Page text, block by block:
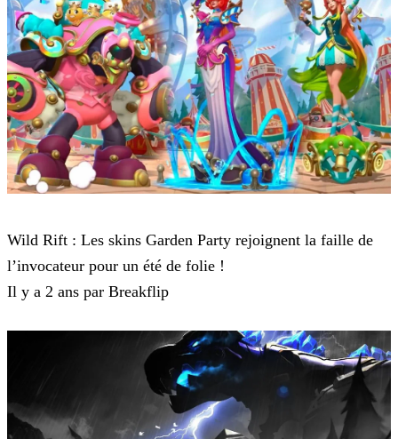
Wild Rift : Les skins Garden Party rejoignent la faille de
l’invocateur pour un été de folie !
Il y a 2 ans par Breakflip